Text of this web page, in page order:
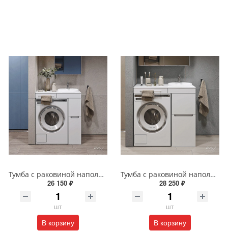
Тумба с раковиной напольная Alavann Cosmetic 85 см ALV1037000 белая
26 150 ₽
шт
В корзину
Тумба с раковиной напольная Alavann Cosmetic 95 см ALV1039000 белая
28 250 ₽
шт
В корзину